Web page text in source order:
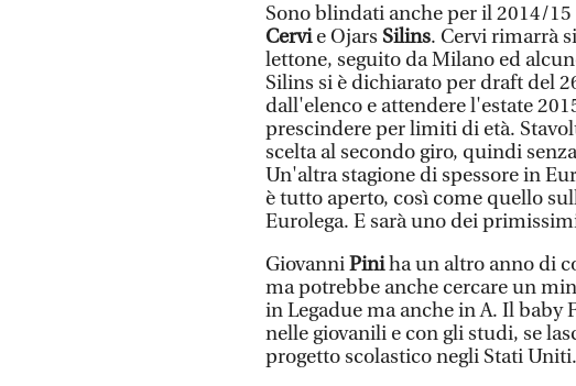
Sono blindati anche per il 2014/
Cervie Ojars Silins. Cervi rimarrà
lettone, seguito da Milano ed
Silins si è dichiarato per draft del
dall'elenco e attendere l'estate
prescindere per limiti di età.
scelta al secondo giro, quindi
Un'altra stagione di spessore in
è tutto aperto, così come quello
Eurolega. E sarà uno dei
GiovanniPiniha un altro anno di
ma potrebbe anche cercare un
in Legadue ma anche in A. Il baby
nelle giovanili e con gli studi, se
progetto scolastico negli Stati Uniti.